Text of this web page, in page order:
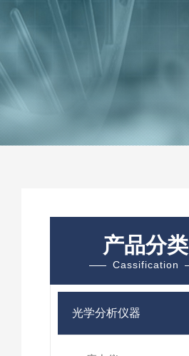
产品分类
Cassification
光学分析仪器